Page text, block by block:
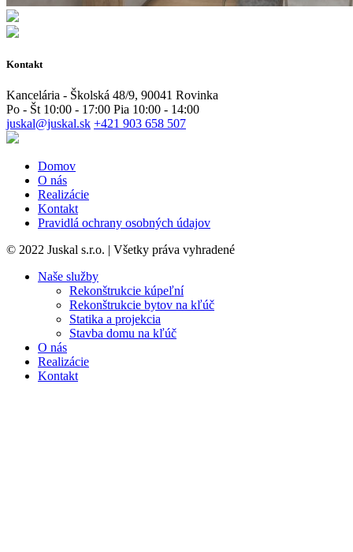
Kontakt
Kancelária - Školská 48/9, 90041 Rovinka
Po - Št 10:00 - 17:00 Pia 10:00 - 14:00
juskal@juskal.sk +421 903 658 507
Domov
O nás
Realizácie
Kontakt
Pravidlá ochrany osobných údajov
© 2022 Juskal s.r.o. | Všetky práva vyhradené
Naše služby
Rekonštrukcie kúpeľní
Rekonštrukcie bytov na kľúč
Statika a projekcia
Stavba domu na kľúč
O nás
Realizácie
Kontakt